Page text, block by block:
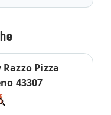
Razzo Pizza
43307